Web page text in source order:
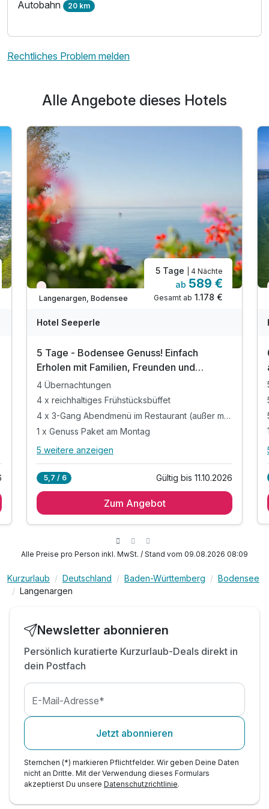
Für 7 Tage 1.209,00 €
Juniorsuite Klassik
2 Erwachsene
Ausstattung
Zusatznächte
Für 7 Tage p.P. ab1.139,00 €
Juniorsuite Standard
Autobahn 20 km
Rechtliches Problem melden
Alle Angebote dieses Hotels
Nur noch Restplätze
Langenargen, Bodensee
5 Tage | 4 Nächte
ab 589 €
Gesamt ab 1.178 €
Hotel Seeperle
5 Tage - Bodensee Genuss! Einfach
Erholen mit Familien, Freunden und
Freundinnen
4 Übernachtungen
4 x reichhaltiges Frühstücksbüffet
4 x 3-Gang Abendmenü im Restaurant (außer montags)
1 x Genuss Paket am Montag
Alle Inklusivleistungen
4 x reichhaltiges Frühstücksbüffet
1 x Genuss Paket am Montag
inkl. 1 Flasche Mineralwasser
inkl. Parken in der Tiefgarage
Montags Ruhetag im Café und Restaurant
5 weitere anzeigen
5,7 / 6 Gültig bis 11.10.2026
Zum Angebot
Alle Preise pro Person inkl. MwSt. / Stand vom 09.08.2026 08:09
Kurzurlaub Deutschland Baden-Württemberg
Bodensee
Langenargen
Newsletter abonnieren
Persönlich kuratierte Kurzurlaub-Deals direkt in
dein Postfach
E-Mail-Adresse*
Jetzt abonnieren
Sternchen (*) markieren Pflichtfelder. Wir geben Deine Daten
nicht an Dritte. Mit der Verwendung dieses Formulars
akzeptierst Du unsere Datenschutzrichtlinie.